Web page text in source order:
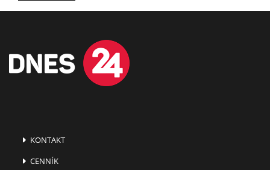
KONTAKT
CENNÍK